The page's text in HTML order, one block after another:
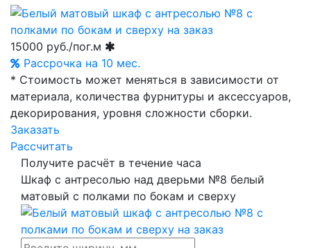
15000 руб./пог.м
Рассрочка на 10 мес.
* Стоимость может меняться в зависимости от
материала, количества фурнитуры и аксессуаров,
декорирования, уровня сложности сборки.
Заказать
Рассчитать
Получите расчёт в течение часа
Шкаф с антресолью над дверьми №8 белый
матовый с полками по бокам и сверху